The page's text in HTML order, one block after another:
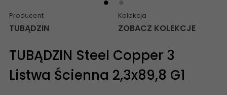
Producent
TUBĄDZIN
Kolekcja
ZOBACZ KOLEKCJE
TUBĄDZIN Steel Copper 3
Listwa Ścienna 2,3x89,8 G1